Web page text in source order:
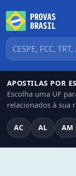
APOSTILAS POR
Escolha uma UF
relacionados à sua
AC AL AM